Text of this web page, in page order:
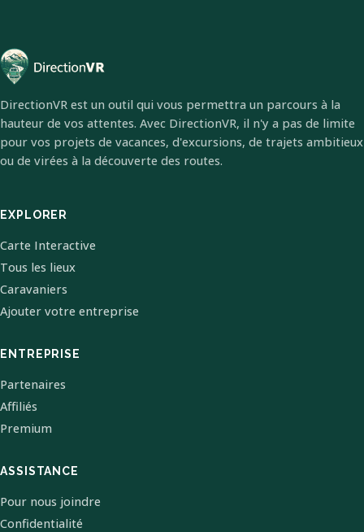
DirectionVR est un outil qui vous permettra un parcours à la
hauteur de vos attentes. Avec DirectionVR, il n'y a pas de limite
pour vos projets de vacances, d'excursions, de trajets ambitieux
ou de virées à la découverte des routes.
EXPLORER
Carte Interactive
Tous les lieux
Caravaniers
Ajouter votre entreprise
ENTREPRISE
Partenaires
Affiliés
Premium
ASSISTANCE
Pour nous joindre
Confidentialité